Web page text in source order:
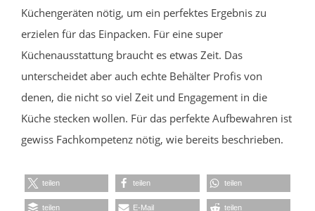
Küchengeräten nötig, um ein perfektes Ergebnis zu
erzielen für das Einpacken. Für eine super
Küchenausstattung braucht es etwas Zeit. Das
unterscheidet aber auch echte Behälter Profis von
denen, die nicht so viel Zeit und Engagement in die
Küche stecken wollen. Für das perfekte Aufbewahren ist
gewiss Fachkompetenz nötig, wie bereits beschrieben.
teilen teilen teilen
teilen E-Mail teilen